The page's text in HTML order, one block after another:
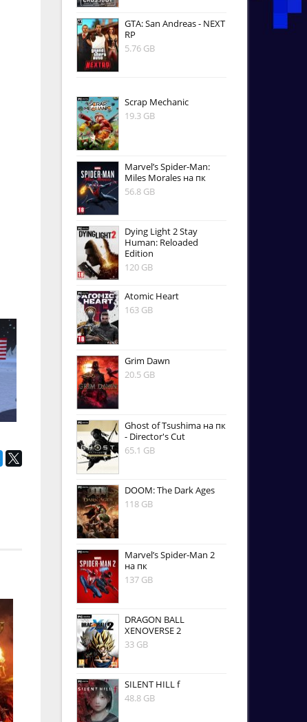
GTA: San Andreas - NEXT
RP
5.76 GB
Scrap Mechanic
19.3 GB
Marvel’s Spider-Man:
Miles Morales на пк
56.8 GB
Dying Light 2 Stay
Human: Reloaded
Edition
120 GB
Atomic Heart
163 GB
Grim Dawn
20.5 GB
Ghost of Tsushima на пк
- Director's Cut
65.1 GB
DOOM: The Dark Ages
118 GB
Marvel’s Spider-Man 2
на пк
137 GB
DRAGON BALL
XENOVERSE 2
33 GB
SILENT HILL f
48.8 GB